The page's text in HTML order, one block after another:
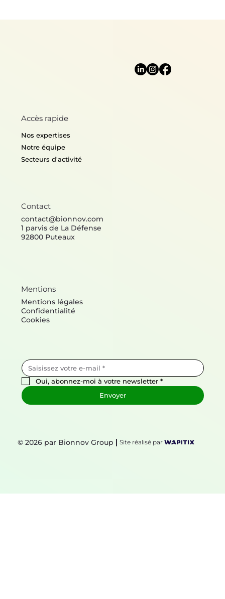
© 2026 par Bionnov Group Site réalisé par
Oui, abonnez-moi à votre newsletter *
Envoyer
Accès rapide
Nos expertises
Notre équipe
Secteurs d'activité
Contact
contact@bionnov.com
1 parvis de La Défense
92800 Puteaux
Mentions
Mentions légales
Confidentialité
Cookies